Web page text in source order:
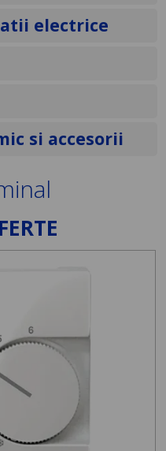
electrice
si accesorii